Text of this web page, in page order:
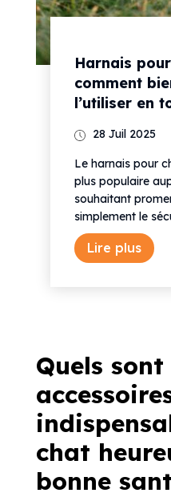
Harnais
comment
l’utiliser en
28 Juil 2025
Le harnais pour
plus populaire
souhaitant
simplement le
Lire plus
Quels sont
chat
bonne